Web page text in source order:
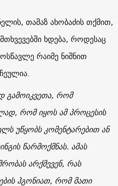
თამაზახობაძისთქმით,
ხდება, როდესაც
რაიმე ნიშნით
გამოიკვეთა, რომ
, რომ იყოს ამ პროცესის
უწყობსკომენტარებით ან
წარმოქმნას. ამას
არქმევენ, რას
ჰგონიათ, რომ მათი